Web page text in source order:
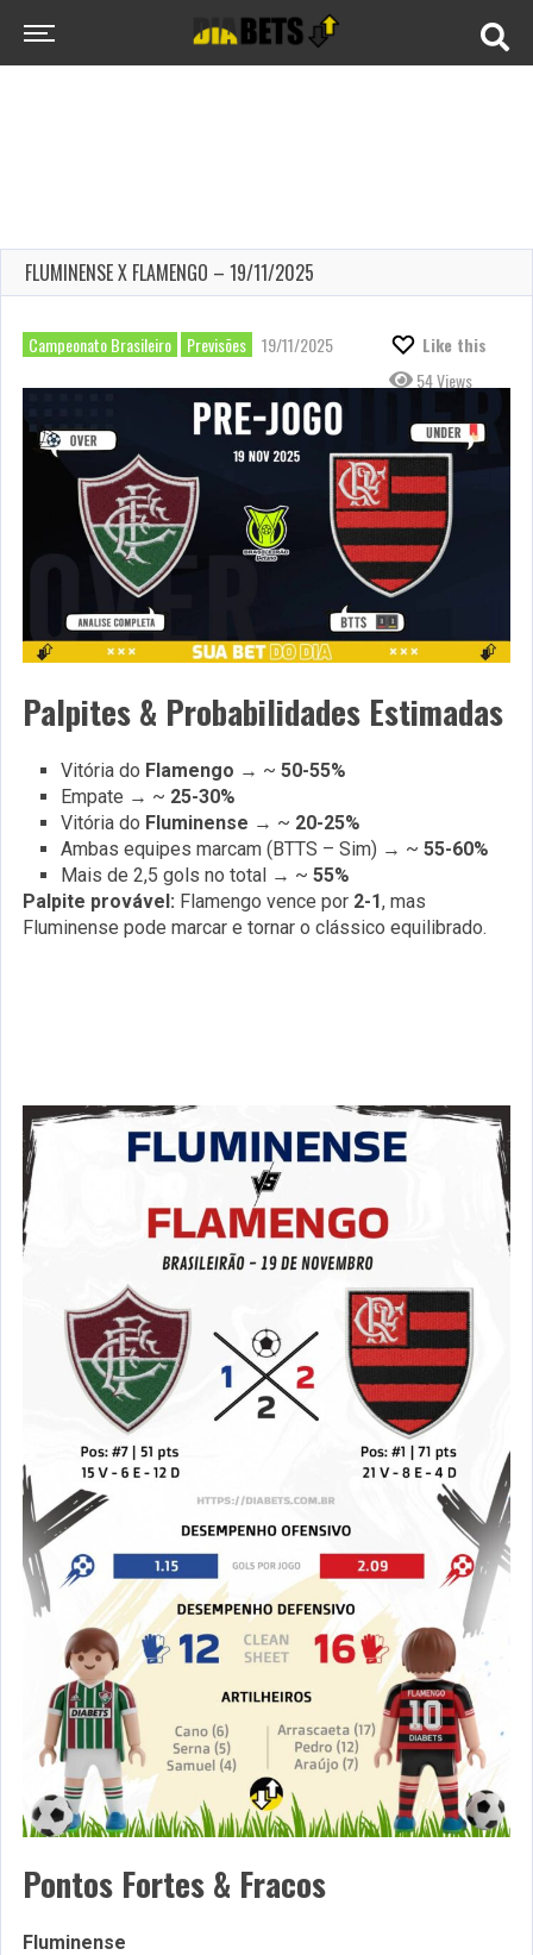
FLUMINENSE X FLAMENGO – 19/11/2025
Campeonato Brasileiro Previsões 19/11/2025
Like this
54 Views
Palpites & Probabilidades Estimadas
Vitória do Flamengo → ~ 50-55%
Empate → ~ 25-30%
Vitória do Fluminense → ~ 20-25%
Ambas equipes marcam (BTTS – Sim) → ~ 55-60%
Mais de 2,5 gols no total → ~ 55%
Palpite provável: Flamengo vence por 2-1, mas
Fluminense pode marcar e tornar o clássico equilibrado.
Pontos Fortes & Fracos
Fluminense